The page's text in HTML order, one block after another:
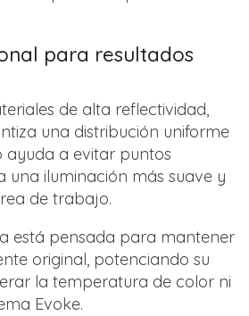
para resultados
de alta reflectividad,
una distribución uniforme
ayuda a evitar puntos
una iluminación más suave y
de trabajo.
está pensada para mantener
original, potenciando su
la temperatura de color ni
Evoke.